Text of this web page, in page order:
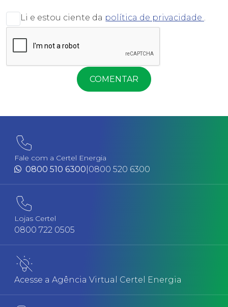
Li e estou ciente da política de privacidade .
COMENTAR
Fale com a Certel Energia
0800 510 6300 0800 520 6300
Lojas Certel
0800 722 0505
Acesse a Agência Virtual Certel Energia